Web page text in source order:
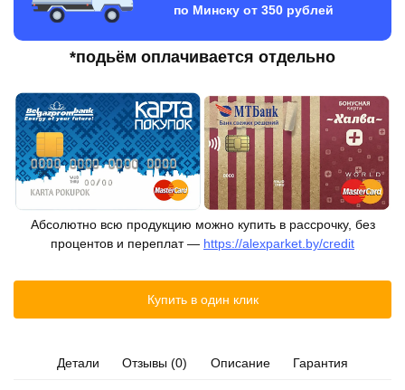
по Минску от 350 рублей
*подьём оплачивается отдельно
Абсолютно всю продукцию можно купить в рассрочку, без
процентов и переплат — https://alexparket.by/credit
Купить в один клик
Детали Отзывы (0) Описание Гарантия